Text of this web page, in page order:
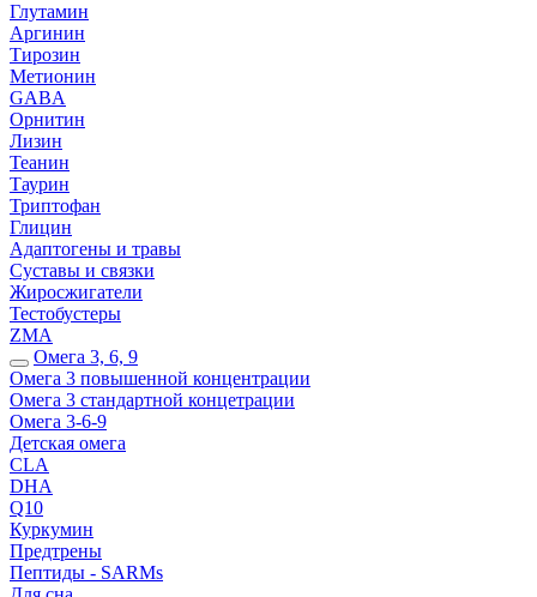
Глутамин
Аргинин
Тирозин
Метионин
GABA
Орнитин
Лизин
Теанин
Таурин
Триптофан
Глицин
Адаптогены и травы
Суставы и связки
Жиросжигатели
Тестобустеры
ZMA
Омега 3, 6, 9
Омега 3 повышенной концентрации
Омега 3 стандартной концетрации
Омега 3-6-9
Детская омега
CLA
DHA
Q10
Куркумин
Предтрены
Пептиды - SARMs